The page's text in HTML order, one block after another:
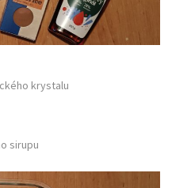
krystalu
sirupu